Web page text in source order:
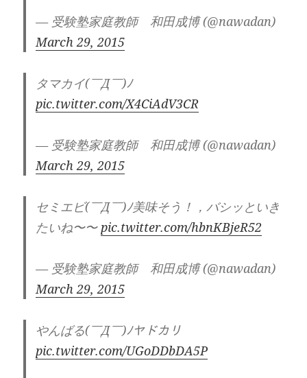
— 受験塾家庭教師 和田成博 (@nawadan)
March 29, 2015
タマカイ(￣Д￣)ﾉ
pic.twitter.com/X4CiAdV3CR
— 受験塾家庭教師 和田成博 (@nawadan)
March 29, 2015
セミエビ(￣Д￣)ﾉ美味そう！，バシッといき
たいね〜〜pic.twitter.com/hbnKBjeR52
— 受験塾家庭教師 和田成博 (@nawadan)
March 29, 2015
やんばる(￣Д￣)ﾉヤドカリ
pic.twitter.com/UGoDDbDA5P